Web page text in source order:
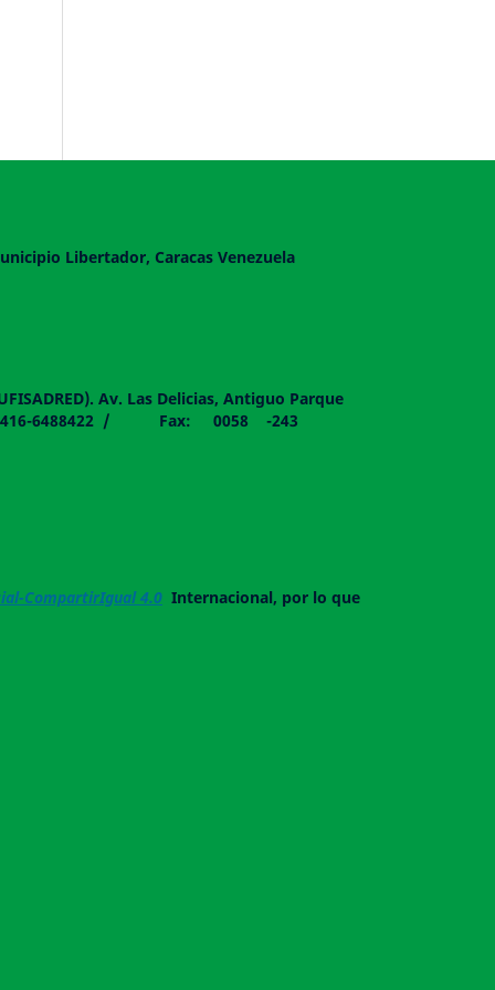
Libertador, Caracas Venezuela
Av. Las Delicias, Antiguo Parque
- 0416-6488422 / Fax: 0058 -243
CompartirIgual 4.0 Internacional, por lo que